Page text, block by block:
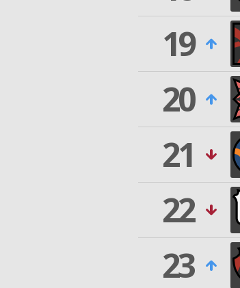
19
20
21
22
23